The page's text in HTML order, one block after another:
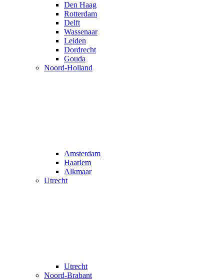
Den Haag
Rotterdam
Delft
Wassenaar
Leiden
Dordrecht
Gouda
Noord-Holland
Amsterdam
Haarlem
Alkmaar
Utrecht
Utrecht
Noord-Brabant